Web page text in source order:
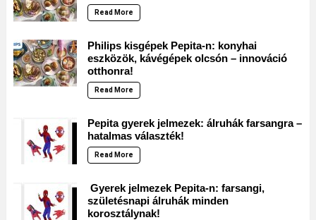
Read More
Philips kisgépek Pepita-n: konyhai
eszközök, kávégépek olcsón – innováció
otthonra!
Read More
Pepita gyerek jelmezek: álruhák farsangra –
hatalmas választék!
Read More
Gyerek jelmezek Pepita-n: farsangi,
születésnapi álruhák minden
korosztálynak!